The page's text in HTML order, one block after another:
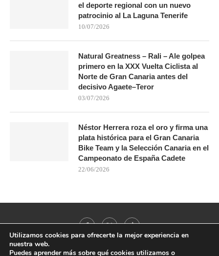
el deporte regional con un nuevo
patrocinio al La Laguna Tenerife
10/07/2026
Natural Greatness – Rali – Ale golpea
primero en la XXX Vuelta Ciclista al
Norte de Gran Canaria antes del
decisivo Agaete–Teror
03/07/2026
Néstor Herrera roza el oro y firma una
plata histórica para el Gran Canaria
Bike Team y la Selección Canaria en el
Campeonato de España Cadete
22/06/2026
Utilizamos cookies para ofrecerte la mejor experiencia en
nuestra web.
Puedes aprender más sobre qué cookies utilizamos o